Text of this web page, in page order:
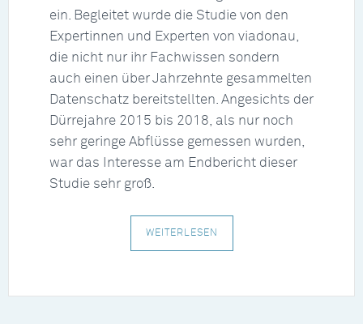
ein. Begleitet wurde die Studie von den
Expertinnen und Experten von viadonau,
die nicht nur ihr Fachwissen sondern
auch einen über Jahrzehnte gesammelten
Datenschatz bereitstellten. Angesichts der
Dürrejahre 2015 bis 2018, als nur noch
sehr geringe Abflüsse gemessen wurden,
war das Interesse am Endbericht dieser
Studie sehr groß.
WEITERLESEN